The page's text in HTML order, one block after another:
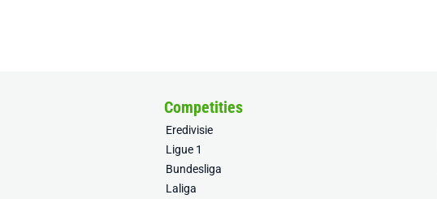
Competities
Eredivisie
Ligue 1
Bundesliga
Laliga